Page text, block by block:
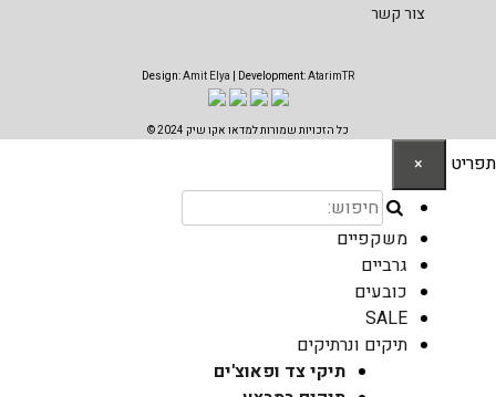
צור קשר
Design:Amit Elya | Development:AtarimTR
כל הזכויות שמורות למדאו אקו שיק 2024 ©
תפריט ×
משקפיים
גרביים
כובעים
SALE
תיקים ונרתיקים
תיקי צד ופאוצ'ים